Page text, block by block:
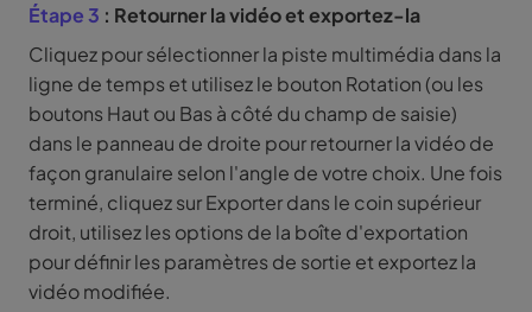
Étape 3 : Retourner la vidéo et exportez-la
Cliquez pour sélectionner la piste multimédia dans la
ligne de temps et utilisez le bouton Rotation (ou les
boutons Haut ou Bas à côté du champ de saisie)
dans le panneau de droite pour retourner la vidéo de
façon granulaire selon l'angle de votre choix. Une fois
terminé, cliquez sur Exporter dans le coin supérieur
droit, utilisez les options de la boîte d'exportation
pour définir les paramètres de sortie et exportez la
vidéo modifiée.